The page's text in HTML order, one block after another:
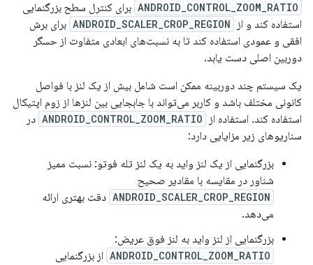
ANDROID_CONTROL_ZOOM_RATIO برای کنترل سطح بزرگنمایی
استفاده کند و از
ANDROID_SCALER_CROP_REGION برای برش
افقی و عمودی استفاده کند تا به نسبت‌های ابعادی متفاوت از حسگر
دوربین اصلی دست یابد.
یک سیستم چند دوربینه ممکن است شامل بیش از یک لنز با فواصل
کانونی مختلف باشد و کاربر می‌تواند با جابجایی بین لنزها از زوم اپتیکال
استفاده کند. استفاده از
ANDROID_CONTROL_ZOOM_RATIO در
سناریوهای زیر مزایایی دارد:
بزرگنمایی از یک لنز واید به یک لنز تله فوتو: نسبت ممیز
شناور در مقایسه با مقادیر صحیح
ANDROID_SCALER_CROP_REGION دقت بهتری ارائه
می‌دهد.
بزرگنمایی از لنز واید به لنز فوق عریض:
ANDROID_CONTROL_ZOOM_RATIO از بزرگنمایی